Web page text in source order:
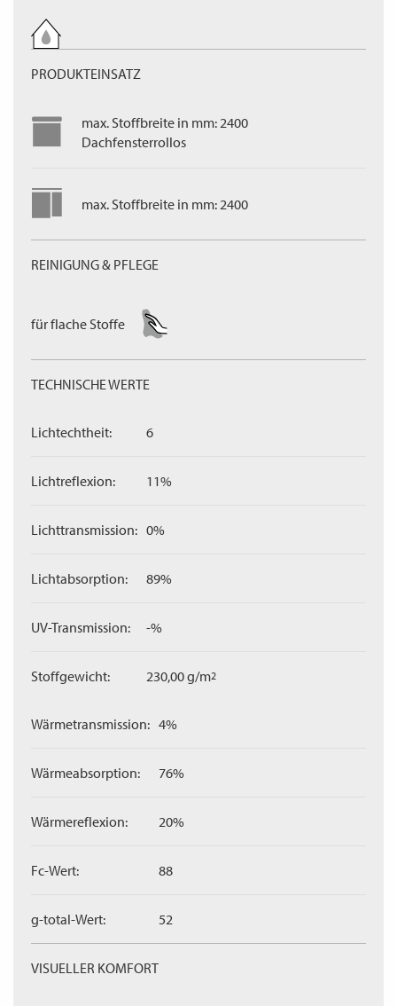
PRODUKTEINSATZ
max. Stoffbreite in mm: 2400
Dachfensterrollos
max. Stoffbreite in mm: 2400
REINIGUNG & PFLEGE
für flache Stoffe
TECHNISCHE WERTE
Lichtechtheit: 6
Lichtreflexion: 11%
Lichttransmission: 0%
Lichtabsorption: 89%
UV-Transmission: -%
Stoffgewicht: 230,00 g/m2
Wärmetransmission: 4%
Wärmeabsorption: 76%
Wärmereflexion: 20%
Fc-Wert: 88
g-total-Wert: 52
VISUELLER KOMFORT